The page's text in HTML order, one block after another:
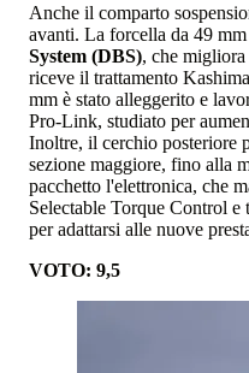
Anche il comparto
avanti. La forcella da 49
System (DBS), che migliora
riceve il trattamento
mm è stato alleggerito e
Pro-Link, studiato per
Inoltre, il cerchio posteriore
sezione maggiore, fino alla
pacchetto l'elettronica, che
Selectable Torque Control e
per adattarsi alle nuove
VOTO: 9,5